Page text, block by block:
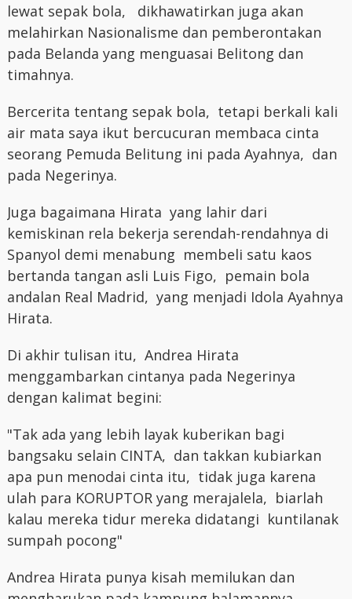
lewat sepak bola, dikhawatirkan juga akan
melahirkan Nasionalisme dan pemberontakan
pada Belanda yang menguasai Belitong dan
timahnya.
Bercerita tentang sepak bola, tetapi berkali kali
air mata saya ikut bercucuran membaca cinta
seorang Pemuda Belitung ini pada Ayahnya, dan
pada Negerinya.
Juga bagaimana Hirata yang lahir dari
kemiskinan rela bekerja serendah-rendahnya di
Spanyol demi menabung membeli satu kaos
bertanda tangan asli Luis Figo, pemain bola
andalan Real Madrid, yang menjadi Idola Ayahnya
Hirata.
Di akhir tulisan itu, Andrea Hirata
menggambarkan cintanya pada Negerinya
dengan kalimat begini:
"Tak ada yang lebih layak kuberikan bagi
bangsaku selain CINTA, dan takkan kubiarkan
apa pun menodai cinta itu, tidak juga karena
ulah para KORUPTOR yang merajalela, biarlah
kalau mereka tidur mereka didatangi kuntilanak
sumpah pocong"
Andrea Hirata punya kisah memilukan dan